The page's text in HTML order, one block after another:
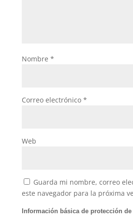
Nombre *
Correo electrónico *
Web
Guarda mi nombre, correo
este navegador para la próxima
Información básica de protección